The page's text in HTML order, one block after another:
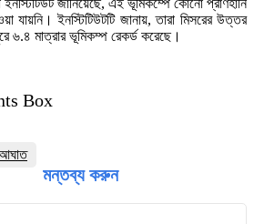
ইনস্টিটিউট জানিয়েছে, এই ভূমিকম্পে কোনো প্রাণহানি
যায়নি। ইনস্টিটিউটটি জানায়, তারা মিসরের উত্তর
৬.৪ মাত্রার ভূমিকম্প রেকর্ড করেছে।
Box
মন্তব্য করুন